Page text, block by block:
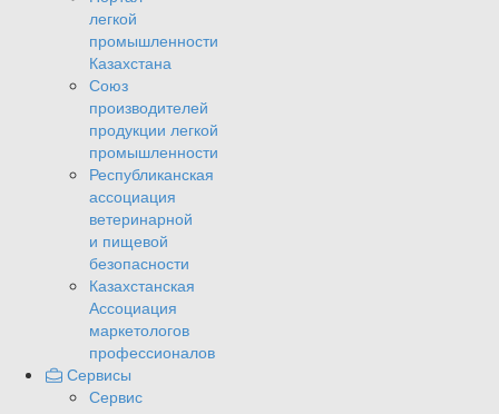
легкой
промышленности
Казахстана
Союз
производителей
продукции легкой
промышленности
Республиканская
ассоциация
ветеринарной
и пищевой
безопасности
Казахстанская
Ассоциация
маркетологов
профессионалов
Сервисы
Сервис